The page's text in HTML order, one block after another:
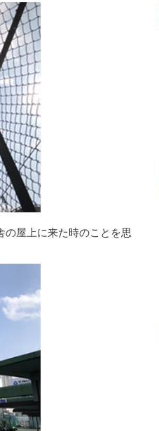
の屋上に来た時のことを思